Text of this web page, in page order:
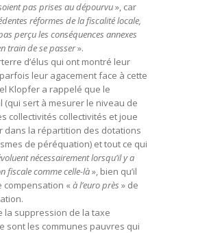
pas prises au dépourvu», car
réformes de la fiscalité locale,
perçu les conséquences annexes
train de se passer».
d’élus qui ont montré leur
leur agacement face à cette
Klopfer a rappelé que le
(qui sert à mesurer le niveau de
collectivités collectivités et joue
dans la répartition des dotations
de péréquation) et tout ce qui
nécessairement lorsqu’il y a
fiscale comme celle-là», bien qu’il
compensation « à l’euro près » de
la suppression de la taxe
sont les communes pauvres qui